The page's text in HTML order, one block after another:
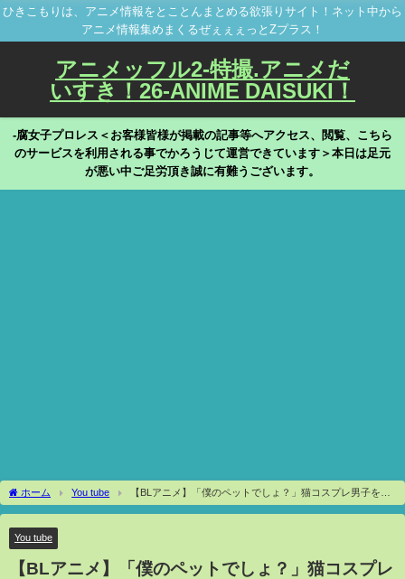
ひきこもりは、アニメ情報をとことんまとめる欲張りサイト！ネット中から
アニメ情報集めまくるぜぇぇぇっとZプラス！
アニメッフル2-特撮.アニメだ
いすき！26-ANIME DAISUKI！
-腐女子プロレス＜お客様皆様が掲載の記事等へアクセス、閲覧、こちら
のサービスを利用される事でかろうじて運営できています＞本日は足元
が悪い中ご足労頂き誠に有難うございます。
ホーム You tube
【BLアニメ】「僕のペットでしょ？」猫コスプレ男子を飼
ったらどうなるのか？(BLボイス漫画)
You tube
【BLアニメ】「僕のペットでしょ？」猫コスプレ